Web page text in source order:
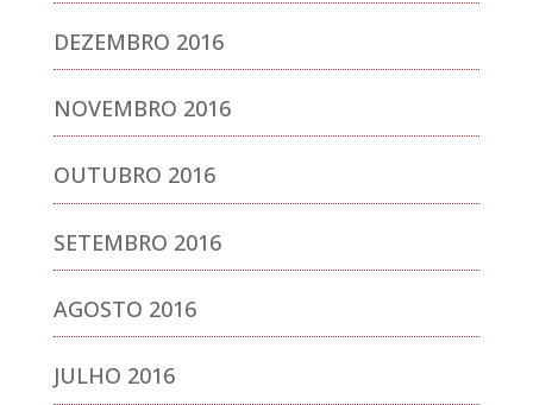
DEZEMBRO 2016
NOVEMBRO 2016
OUTUBRO 2016
SETEMBRO 2016
AGOSTO 2016
JULHO 2016